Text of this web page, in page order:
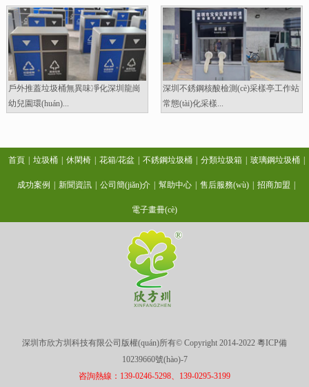
戶外推蓋垃圾桶無異味凈化深圳龍崗
幼兒園環(huán)...
深圳不銹鋼核酸檢測(cè)采樣亭工作站
常態(tài)化采樣...
首頁 垃圾桶 休閑椅 花箱/花盆 不銹鋼垃圾桶 分類垃圾箱 玻璃鋼垃圾桶
成功案例 新聞資訊 公司簡(jiǎn)介 幫助中心 售后服務(wù) 招商加盟
電子畫冊(cè)
深圳市欣方圳科技有限公司版權(quán)所有© Copyright 2014-2022 粵ICP備
10239660號(hào)-7
咨詢熱線：139-0246-5298、139-0295-3199